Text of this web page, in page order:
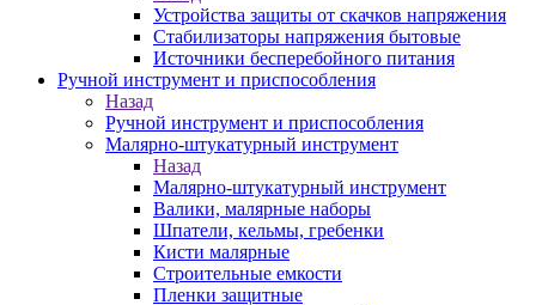
Устройства защиты от скачков напряжения
Стабилизаторы напряжения бытовые
Источники бесперебойного питания
Ручной инструмент и приспособления
Назад
Ручной инструмент и приспособления
Малярно-штукатурный инструмент
Назад
Малярно-штукатурный инструмент
Валики, малярные наборы
Шпатели, кельмы, гребенки
Кисти малярные
Строительные емкости
Пленки защитные